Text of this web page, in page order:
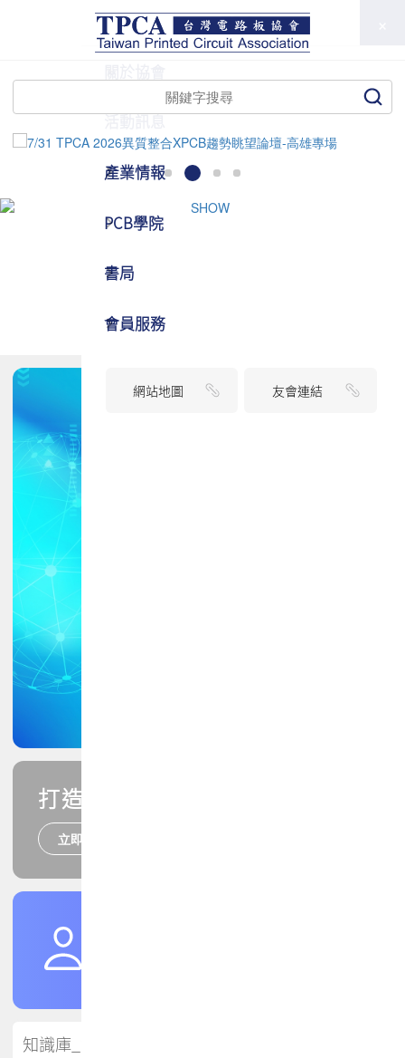
打造您的PCB專業技能
立即報名
知識庫_會員專屬
TPCA
活動訊息
產業情報
PCB學院
書局
會員服務
網站地圖 友會連結